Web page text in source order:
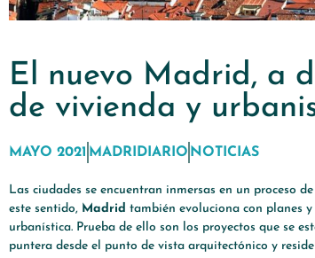
El nuevo Madrid, a
de vivienda y
MAYO 2021 MADRIDIARIO NOTICIAS
Las ciudades se encuentran inmersas en un proceso
este sentido, Madrid también evoluciona con planes
urbanística. Prueba de ello son los proyectos que se
puntera desde el punto de vista arquitectónico y